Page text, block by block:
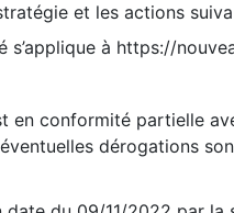
et les actions
s’applique à https://
en conformité partielle
dérogations